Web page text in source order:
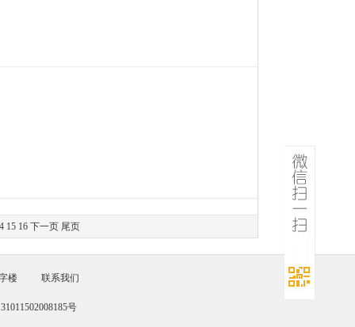
15 16 下一页 尾页
楼 联系我们
号